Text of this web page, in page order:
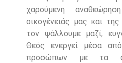
χαρούμενη
οικογένειάς μας και
τον ψάλλουμε μαζί,
Θεός ενεργεί μέσα
προσώπων με τα